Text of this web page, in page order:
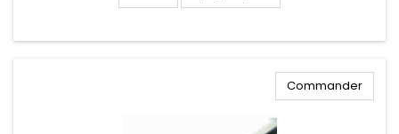
Commander